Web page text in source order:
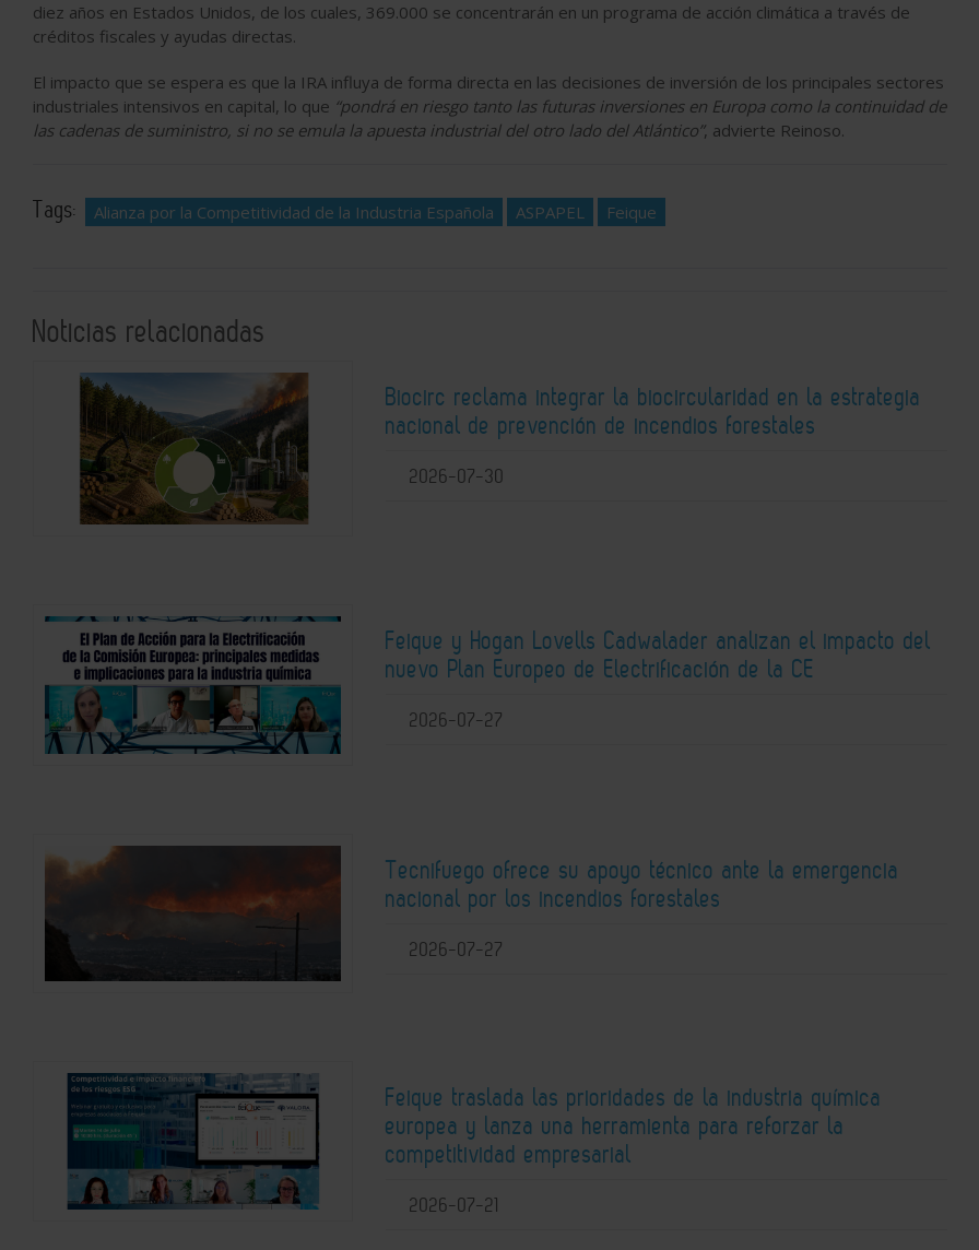
diez años en Estados Unidos, de los cuales, 369.000 se concentrarán en un programa de acción climática a través de
créditos fiscales y ayudas directas.
El impacto que se espera es que la IRA influya de forma directa en las decisiones de inversión de los principales sectores
industriales intensivos en capital, lo que “pondrá en riesgo tanto las futuras inversiones en Europa como la continuidad de
las cadenas de suministro, si no se emula la apuesta industrial del otro lado del Atlántico”, advierte Reinoso.
Tags: Alianza por la Competitividad de la Industria Española ASPAPEL Feique
Noticias relacionadas
Biocirc reclama integrar la biocircularidad en la estrategia
nacional de prevención de incendios forestales
2026-07-30
Feique y Hogan Lovells Cadwalader analizan el impacto del
nuevo Plan Europeo de Electrificación de la CE
2026-07-27
Tecnifuego ofrece su apoyo técnico ante la emergencia
nacional por los incendios forestales
2026-07-27
Feique traslada las prioridades de la industria química
europea y lanza una herramienta para reforzar la
competitividad empresarial
2026-07-21